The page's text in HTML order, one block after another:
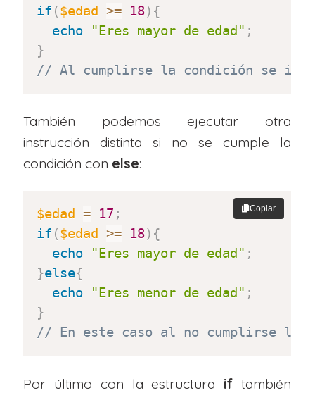
if ($edad >= 18) {
echo
"Eres mayor de edad" ;
}
// Al cumplirse la condición se
También podemos ejecutar otra
instrucción distinta si no se cumple la
condición con else:
$edad = 17 ;
if ($edad >= 18) {
echo
"Eres mayor de edad" ;
}else{
echo
"Eres menor de edad" ;
}
// En este caso al no cumplirse la
Copiar
Por último con la estructura iftambién